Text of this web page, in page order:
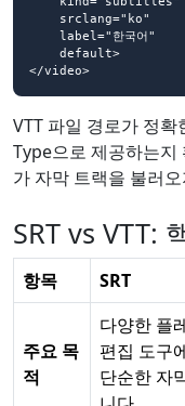
</video>
VTT 파일 경로가 정
Type으로 제공하는지
가 자막 트랙을 불러
SRT vs VTT:
항목 SRT
주요 목
적
다양한 플
편집 도구
단순한 자